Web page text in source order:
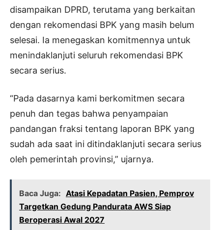
disampaikan DPRD, terutama yang berkaitan
dengan rekomendasi BPK yang masih belum
selesai. Ia menegaskan komitmennya untuk
menindaklanjuti seluruh rekomendasi BPK
secara serius.
“Pada dasarnya kami berkomitmen secara
penuh dan tegas bahwa penyampaian
pandangan fraksi tentang laporan BPK yang
sudah ada saat ini ditindaklanjuti secara serius
oleh pemerintah provinsi,” ujarnya.
Baca Juga: Atasi Kepadatan Pasien, Pemprov
Targetkan Gedung Pandurata AWS Siap
Beroperasi Awal 2027